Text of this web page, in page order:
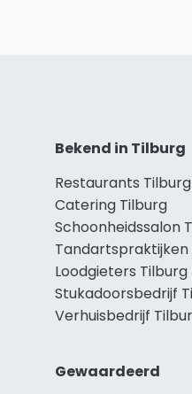
Bekend in Tilburg
Restaurants Tilburg
Catering Tilburg
Schoonheidssalon
Tandartspraktijken
Loodgieters Tilburg
Stukadoorsbedrijf
Verhuisbedrijf
Gewaardeerd